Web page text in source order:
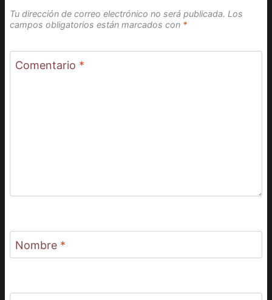
Tu dirección de correo electrónico no será publicada. Los
campos obligatorios están marcados con *
Comentario *
Nombre *